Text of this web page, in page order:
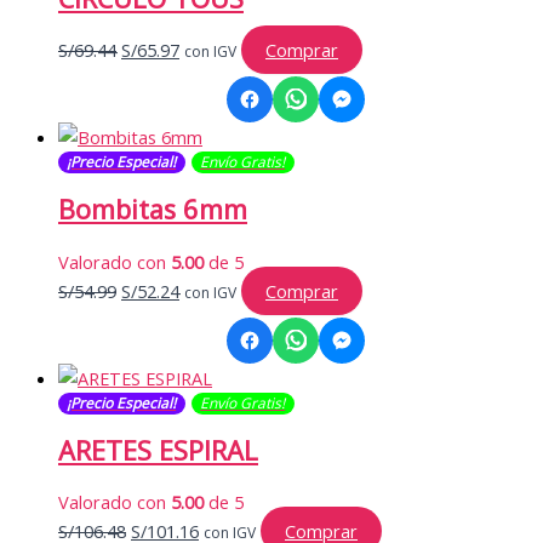
S/69.44 El
era:
S/69.44.
S/65.97El
es:
S/65.97.
con IGV Comprar
¡Precio Especial! Envío Gratis​​​!
Bombitas 6mm
Valorado con 5.00de 5
S/54.99 El
era:
S/54.99.
S/52.24El
es:
S/52.24.
con IGV Comprar
¡Precio Especial! Envío Gratis​​​!
ARETES ESPIRAL
Valorado con 5.00de 5
S/106.48 El
S/101.16Elcon IGV Comprar